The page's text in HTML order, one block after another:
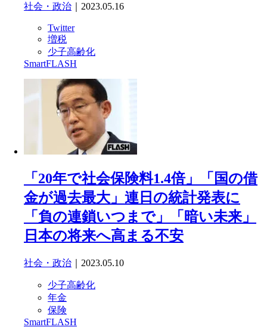
社会・政治 ｜2023.05.16
Twitter
増税
少子高齢化
SmartFLASH
「20年で社会保険料1.4倍」「国の借
金が過去最大」連日の統計発表に
「負の連鎖いつまで」「暗い未来」
日本の将来へ高まる不安
社会・政治 ｜2023.05.10
少子高齢化
年金
保険
SmartFLASH